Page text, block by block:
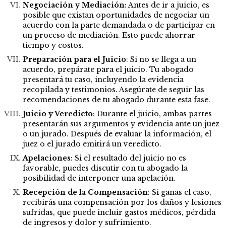
Negociación y Mediación: Antes de ir a juicio, es
posible que existan oportunidades de negociar un
acuerdo con la parte demandada o de participar en
un proceso de mediación. Esto puede ahorrar
tiempo y costos.
Preparación para el Juicio: Si no se llega a un
acuerdo, prepárate para el juicio. Tu abogado
presentará tu caso, incluyendo la evidencia
recopilada y testimonios. Asegúrate de seguir las
recomendaciones de tu abogado durante esta fase.
Juicio y Veredicto: Durante el juicio, ambas partes
presentarán sus argumentos y evidencia ante un juez
o un jurado. Después de evaluar la información, el
juez o el jurado emitirá un veredicto.
Apelaciones: Si el resultado del juicio no es
favorable, puedes discutir con tu abogado la
posibilidad de interponer una apelación.
Recepción de la Compensación: Si ganas el caso,
recibirás una compensación por los daños y lesiones
sufridas, que puede incluir gastos médicos, pérdida
de ingresos y dolor y sufrimiento.